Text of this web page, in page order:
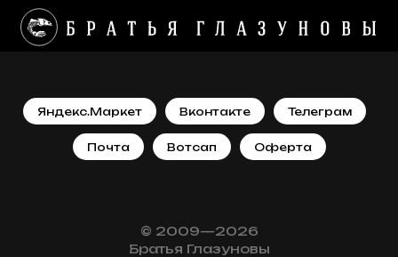
Яндекс.Маркет Вконтакте Телеграм
Почта Вотсап Оферта
© 2009—2026
Братья Глазуновы